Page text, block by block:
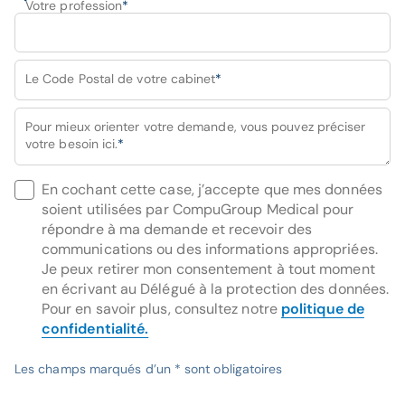
étendu et disponible à ses patients
planning à des professionnels qualifiés
Votre profession*
Le Code Postal de votre cabinet*
Pour mieux orienter votre demande, vous pouvez préciser
votre besoin ici.*
En cochant cette case, j’accepte que mes données
soient utilisées par CompuGroup Medical pour
répondre à ma demande et recevoir des
communications ou des informations appropriées.
Je peux retirer mon consentement à tout moment
en écrivant au Délégué à la protection des données.
Pour en savoir plus, consultez notre politique de
confidentialité.
Les champs marqués d’un * sont obligatoires